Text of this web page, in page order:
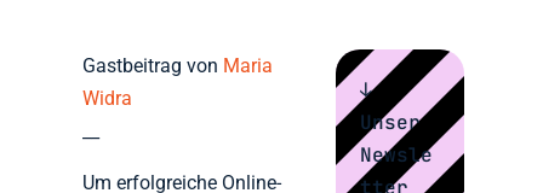
Gastbeitrag von Maria
Widra
Um erfolgreiche Online-
↓
Unser
Newsle
tter